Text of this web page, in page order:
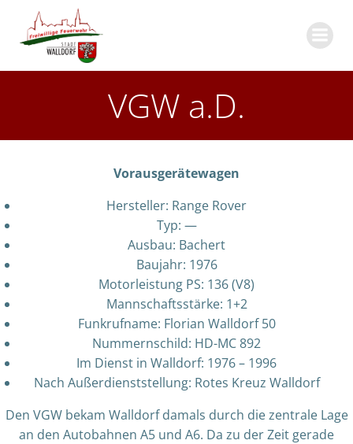
VGW a.D.
Vorausgerätewagen
Hersteller: Range Rover
Typ: —
Ausbau: Bachert
Baujahr: 1976
Motorleistung PS: 136 (V8)
Mannschaftsstärke: 1+2
Funkrufname: Florian Walldorf 50
Nummernschild: HD-MC 892
Im Dienst in Walldorf: 1976 – 1996
Nach Außerdienststellung: Rotes Kreuz Walldorf
Den VGW bekam Walldorf damals durch die zentrale Lage
an den Autobahnen A5 und A6. Da zu der Zeit gerade